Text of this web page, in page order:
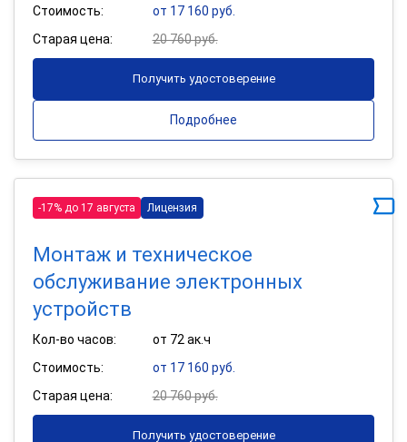
Стоимость:
от 17 160 руб.
Старая цена:
20 760 руб.
Получить удостоверение
Подробнее
-17% до 17 августа Лицензия
Монтаж и техническое
обслуживание электронных
устройств
Кол-во часов:
от 72 ак.ч
Стоимость:
от 17 160 руб.
Старая цена:
20 760 руб.
Получить удостоверение